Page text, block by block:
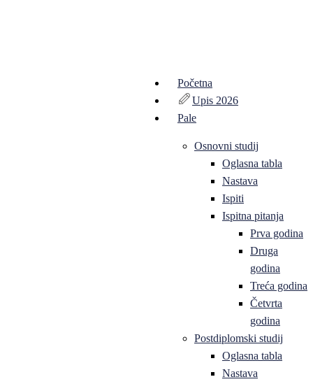
Početna
Upis 2026
Pale
Osnovni studij
Oglasna tabla
Nastava
Ispiti
Ispitna pitanja
Prva godina
Druga
godina
Treća godina
Četvrta
godina
Postdiplomski studij
Oglasna tabla
Nastava